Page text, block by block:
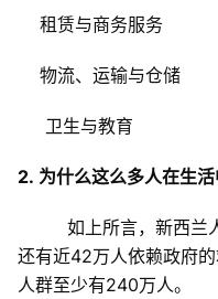
租赁与商务服务
物流、运输与仓储
卫生与教育
2. 为什么这么多人在生
如上所言，新西兰
还有近42万人依赖政府
人群至少有240万人。